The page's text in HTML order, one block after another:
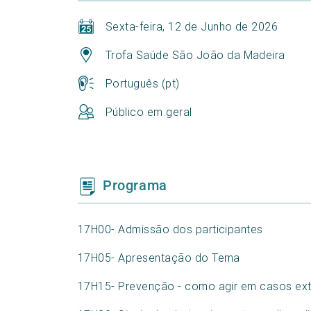
Sexta-feira, 12 de Junho de 2026
Trofa Saúde São João da Madeira
Português (pt)
Público em geral
Programa
17H00- Admissão dos participantes
17H05- Apresentação do Tema
17H15- Prevenção - como agir em casos